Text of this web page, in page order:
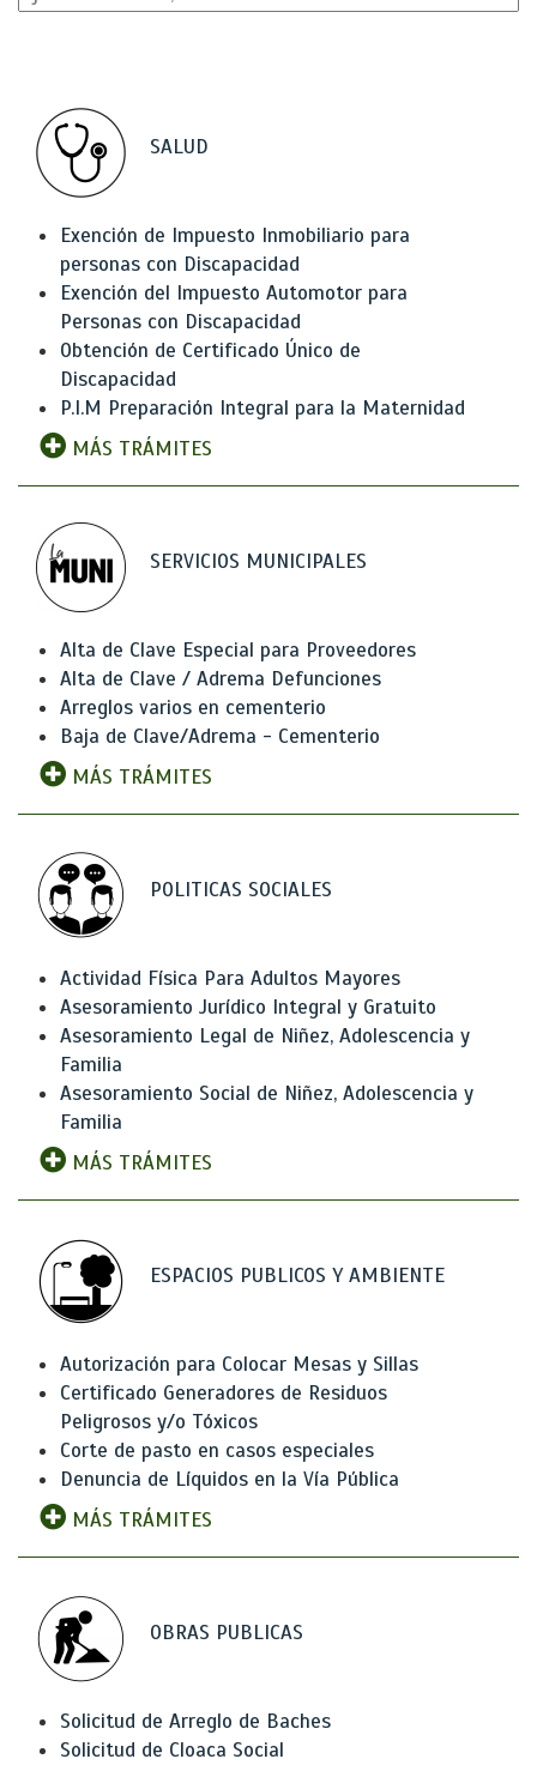
SALUD
Exención de Impuesto Inmobiliario para
personas con Discapacidad
Exención del Impuesto Automotor para
Personas con Discapacidad
Obtención de Certificado Único de
Discapacidad
P.I.M Preparación Integral para la Maternidad
MÁS TRÁMITES
SERVICIOS MUNICIPALES
Alta de Clave Especial para Proveedores
Alta de Clave / Adrema Defunciones
Arreglos varios en cementerio
Baja de Clave/Adrema - Cementerio
MÁS TRÁMITES
POLITICAS SOCIALES
Actividad Física Para Adultos Mayores
Asesoramiento Jurídico Integral y Gratuito
Asesoramiento Legal de Niñez, Adolescencia y
Familia
Asesoramiento Social de Niñez, Adolescencia y
Familia
MÁS TRÁMITES
ESPACIOS PUBLICOS Y AMBIENTE
Autorización para Colocar Mesas y Sillas
Certificado Generadores de Residuos
Peligrosos y/o Tóxicos
Corte de pasto en casos especiales
Denuncia de Líquidos en la Vía Pública
MÁS TRÁMITES
OBRAS PUBLICAS
Solicitud de Arreglo de Baches
Solicitud de Cloaca Social